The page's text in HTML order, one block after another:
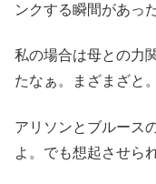
ンクする瞬間があった
私の場合は母との力
たなぁ。まざまざと。
アリソンとブルース
よ。でも想起させら